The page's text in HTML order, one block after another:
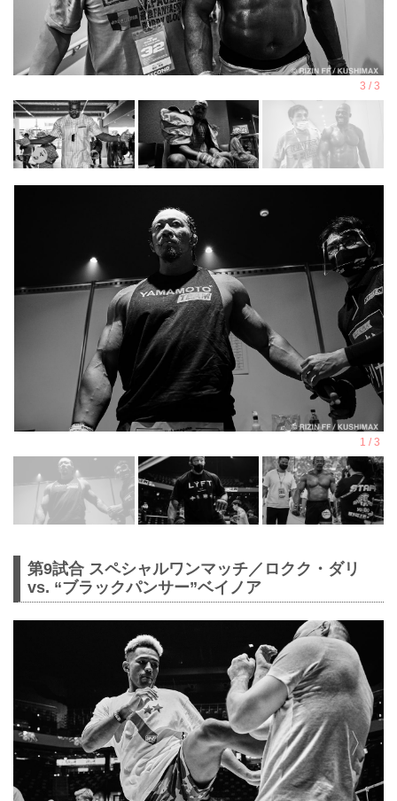
第9試合 スペシャルワンマッチ／ロクク・ダリ
vs. “ブラックパンサー”ベイノア